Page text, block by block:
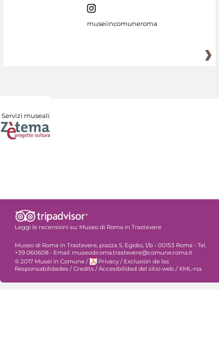
museiincomuneroma
Servizi museali
Leggi le recensioni su: Museo di Roma in Trastevere
Museo di Roma in Trastevere, piazza S. Egidio, 1/b - 00153 Roma - Tel.
+39 060608 - Email: museodiroma.trastevere@comune.roma.it
© 2017 Musei in Comune / Privacy / Exclusiòn de las
Responsabilidades / Credits / Accesibilidad del sitio web / XML-rss